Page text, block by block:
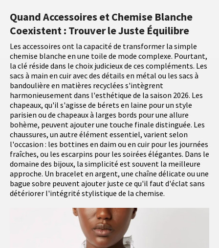
Quand Accessoires et Chemise Blanche
Coexistent : Trouver le Juste Équilibre
Les accessoires ont la capacité de transformer la simple
chemise blanche en une toile de mode complexe. Pourtant,
la clé réside dans le choix judicieux de ces compléments. Les
sacs à main en cuir avec des détails en métal ou les sacs à
bandoulière en matières recyclées s'intègrent
harmonieusement dans l'esthétique de la saison 2026. Les
chapeaux, qu'il s'agisse de bérets en laine pour un style
parisien ou de chapeaux à larges bords pour une allure
bohème, peuvent ajouter une touche finale distinguée. Les
chaussures, un autre élément essentiel, varient selon
l'occasion : les bottines en daim ou en cuir pour les journées
fraîches, ou les escarpins pour les soirées élégantes. Dans le
domaine des bijoux, la simplicité est souvent la meilleure
approche. Un bracelet en argent, une chaîne délicate ou une
bague sobre peuvent ajouter juste ce qu'il faut d'éclat sans
détériorer l'intégrité stylistique de la chemise.